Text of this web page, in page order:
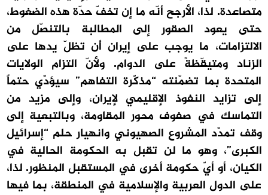
متصاعدة. لذا، الأرجح أنّه ما إن تخفّ حدّة هذه الضغوط،
حتى يعود الصقور إلى المطالبة بالتنصّل من
الالتزامات، ما يوجب على إيران أن تظلّ يدها على
الزناد ومتيقّظةً على الدوام. ولأنّ التزام الولايات
المتحدة بما تضمّنته “مذكّرة التفاهم” سيؤدّي حتماً
إلى تزايد النفوذ الإقليمي لإيران، وإلى مزيد من
التماسك في صفوف محور المقاومة، وبالتبعية إلى
وقف تمدّد المشروع الصهيوني وانهيار حلم “إسرائيل
الكبرى”، وهو ما لن تقبل به الحكومة الحالية في
الكيان، أو أيّ حكومة أخرى في المستقبل المنظور. لذا،
على الدول العربية والإسلامية في المنطقة، بما فيها